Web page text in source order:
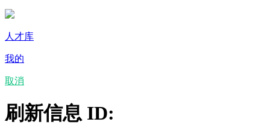
人才库
我的
取消
刷新信息 ID: